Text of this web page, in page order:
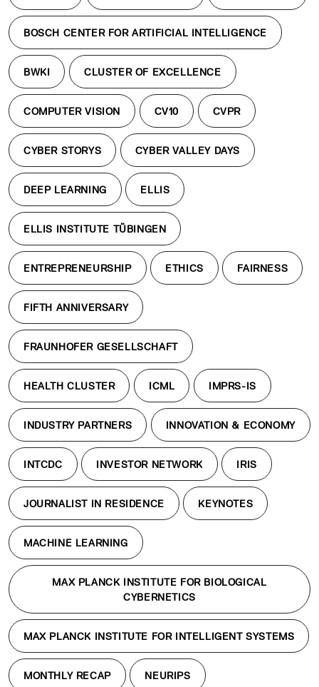
BOSCH CENTER FOR ARTIFICIAL INTELLIGENCE
BWKI CLUSTER OF EXCELLENCE
COMPUTER VISION CV10 CVPR
CYBER STORYS CYBER VALLEY DAYS
DEEP LEARNING ELLIS
ELLIS INSTITUTE TÜBINGEN
ENTREPRENEURSHIP ETHICS FAIRNESS
FIFTH ANNIVERSARY
FRAUNHOFER GESELLSCHAFT
HEALTH CLUSTER ICML IMPRS-IS
INDUSTRY PARTNERS INNOVATION & ECONOMY
INTCDC INVESTOR NETWORK IRIS
JOURNALIST IN RESIDENCE KEYNOTES
MACHINE LEARNING
MAX PLANCK INSTITUTE FOR BIOLOGICAL
CYBERNETICS
MAX PLANCK INSTITUTE FOR INTELLIGENT SYSTEMS
MONTHLY RECAP NEURIPS